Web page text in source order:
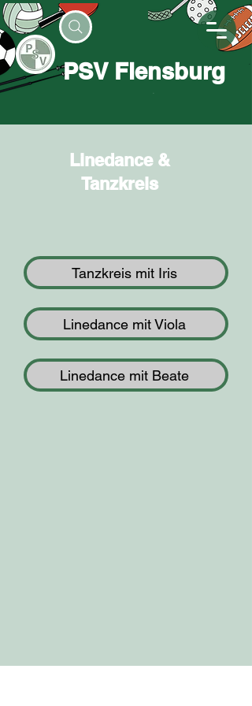
PSV Flensburg
Linedance &
Tanzkreis
Tanzkreis mit Iris
Linedance mit Viola
Linedance mit Beate